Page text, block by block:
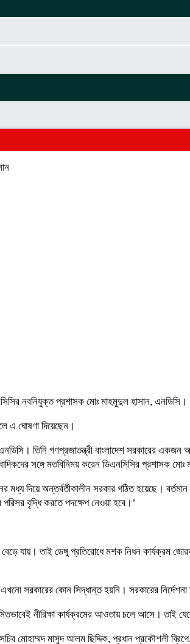
নবনিযুক্ত প্রশাসক মোঃ মাহমুদুল হাসান, এনডিসি।
এ ঘোষণা দিয়েছেন।
তিনি গণপ্রজাতন্ত্রী বাংলাদেশ সরকারের একজন
সঙ্গে মতবিনিময় করেন ডিএনসিসির প্রশাসক
দিয়ে অন্তর্বর্তীকালীন সরকার গঠিত হয়েছে।
বৃদ্ধি কর‍তে পদক্ষেপ নেওয়া হবে।’
যায়। তাই ডেঙ্গু প্রতিরোধে মশক নিধন কার্যক্রম
সরকারের কোন সিদ্ধান্ত হয়নি। সরকারের নির্দেশনা
নীরিক্ষা কার্যক্রমের আওতায় চলে আসে। তাই
মোহাম্মদ মাসুদ আলম ছিদ্দিক, প্রধান প্রকৌশলী